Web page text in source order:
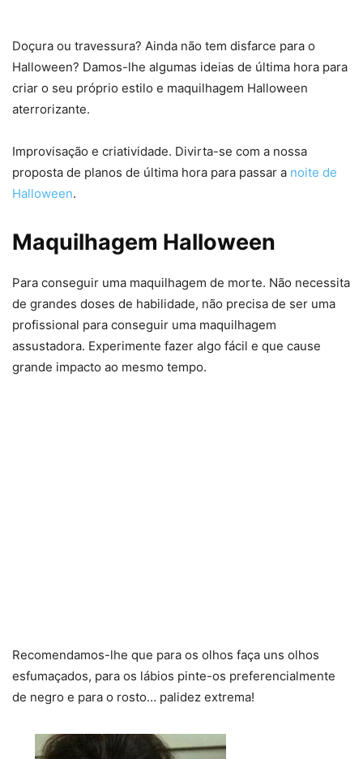
Doçura ou travessura? Ainda não tem disfarce para o
Halloween? Damos-lhe algumas ideias de última hora para
criar o seu próprio estilo e maquilhagem Halloween
aterrorizante.
Improvisação e criatividade. Divirta-se com a nossa
proposta de planos de última hora para passar a noite de
Halloween.
Maquilhagem Halloween
Para conseguir uma maquilhagem de morte. Não necessita
de grandes doses de habilidade, não precisa de ser uma
profissional para conseguir uma maquilhagem
assustadora. Experimente fazer algo fácil e que cause
grande impacto ao mesmo tempo.
Recomendamos-lhe que para os olhos faça uns olhos
esfumaçados, para os lábios pinte-os preferencialmente
de negro e para o rosto… palidez extrema!